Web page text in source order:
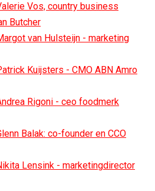
Vos, country business
Butcher
van Hulsteijn - marketing
Kuijsters - CMO ABN Amro
Rigoni - ceo foodmerk
Balak: co-founder en CCO
Lensink - marketingdirector